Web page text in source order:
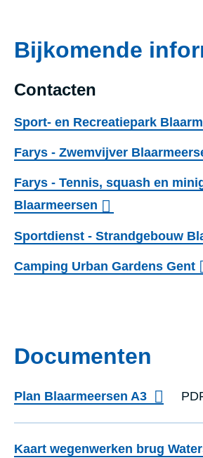
Bijkomende
Contacten
Sport- en Recreatiepark
Farys - Zwemvijver
Farys - Tennis, squash en
Blaarmeersen
Sportdienst - Strandgebouw
Camping Urban Gardens Gent
Documenten
Plan Blaarmeersen A3
Kaart wegenwerken brug